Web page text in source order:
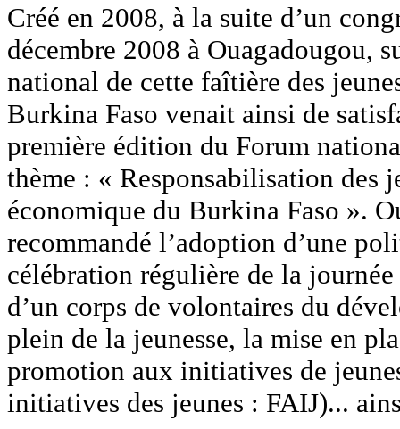
Créé en 2008, à la suite d’un
décembre 2008 à Ouagadougou,
national de cette faîtière des
Burkina Faso venait ainsi de
première édition du Forum
thème : « Responsabilisation des
économique du Burkina Faso ».
recommandé l’adoption d’une
célébration régulière de la
d’un corps de volontaires du
plein de la jeunesse, la mise en
promotion aux initiatives de
initiatives des jeunes : FAIJ)...